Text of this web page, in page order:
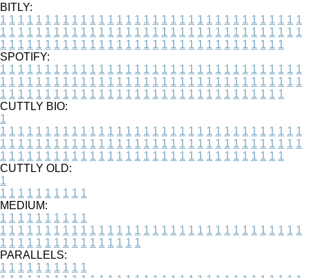
BITLY:
1 1 1 1 1 1 1 1 1 1 1 1 1 1 1 1 1 1 1 1 1 1 1 1 1 1 1 1 1 1 1 1 1 1
1 1 1 1 1 1 1 1 1 1 1 1 1 1 1 1 1 1 1 1 1 1 1 1 1 1 1 1 1 1 1 1 1 1
1 1 1 1 1 1 1 1 1 1 1 1 1 1 1 1 1 1 1 1 1 1 1 1 1 1 1 1 1 1 1 1
SPOTIFY:
1 1 1 1 1 1 1 1 1 1 1 1 1 1 1 1 1 1 1 1 1 1 1 1 1 1 1 1 1 1 1 1 1 1
1 1 1 1 1 1 1 1 1 1 1 1 1 1 1 1 1 1 1 1 1 1 1 1 1 1 1 1 1 1 1 1 1 1
1 1 1 1 1 1 1 1 1 1 1 1 1 1 1 1 1 1 1 1 1 1 1 1 1 1 1 1 1 1 1 1
CUTTLY BIO:
1
1 1 1 1 1 1 1 1 1 1 1 1 1 1 1 1 1 1 1 1 1 1 1 1 1 1 1 1 1 1 1 1 1 1
1 1 1 1 1 1 1 1 1 1 1 1 1 1 1 1 1 1 1 1 1 1 1 1 1 1 1 1 1 1 1 1 1 1
1 1 1 1 1 1 1 1 1 1 1 1 1 1 1 1 1 1 1 1 1 1 1 1 1 1 1 1 1 1 1 1
CUTTLY OLD:
1
1 1 1 1 1 1 1 1 1 1
MEDIUM:
1 1 1 1 1 1 1 1 1 1
1 1 1 1 1 1 1 1 1 1 1 1 1 1 1 1 1 1 1 1 1 1 1 1 1 1 1 1 1 1 1 1 1 1
1 1 1 1 1 1 1 1 1 1 1 1 1 1 1 1
PARALLELS:
1 1 1 1 1 1 1 1 1 1